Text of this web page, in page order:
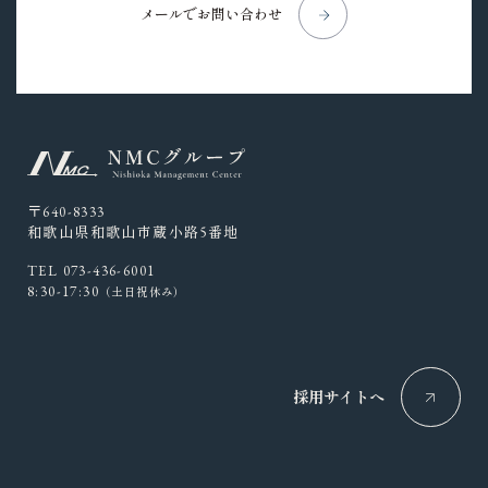
メールでお問い合わせ
〒640-8333
和歌山県和歌山市蔵小路5番地
TEL 073-436-6001
8:30-17:30 （土日祝休み）
採用サイトへ